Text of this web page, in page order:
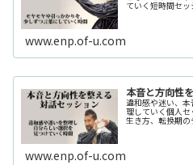
ていく短時間セ
www.enp.of-u.com
本音と方向性
違和感や迷い、
理していく個人セ
生き方、転換期
www.enp.of-u.com